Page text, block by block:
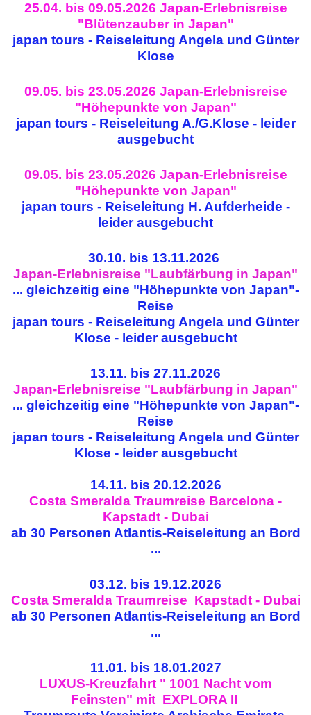
25.04. bis 09.05.2026 Japan-Erlebnisreise
"Blütenzauber in Japan"
japan tours - Reiseleitung Angela und Günter
Klose
09.05. bis 23.05.2026 Japan-Erlebnisreise
"Höhepunkte von Japan"
japan tours - Reiseleitung A./G.Klose - leider
ausgebucht
09.05. bis 23.05.2026 Japan-Erlebnisreise
"Höhepunkte von Japan"
japan tours - Reiseleitung H. Aufderheide -
leider ausgebucht
30.10. bis 13.11.2026
Japan-Erlebnisreise "Laubfärbung in Japan"
... gleichzeitig eine "Höhepunkte von Japan"-
Reise
japan tours - Reiseleitung Angela und Günter
Klose - leider ausgebucht
13.11. bis 27.11.2026
Japan-Erlebnisreise "Laubfärbung in Japan"
... gleichzeitig eine "Höhepunkte von Japan"-
Reise
japan tours - Reiseleitung Angela und Günter
Klose - leider ausgebucht
14.11. bis 20.12.2026
Costa Smeralda Traumreise Barcelona -
Kapstadt - Dubai
ab 30 Personen Atlantis-Reiseleitung an Bord
...
03.12. bis 19.12.2026
Costa Smeralda Traumreise Kapstadt - Dubai
ab 30 Personen Atlantis-Reiseleitung an Bord
...
11.01. bis 18.01.2027
LUXUS-Kreuzfahrt " 1001 Nacht vom
Feinsten" mit EXPLORA II